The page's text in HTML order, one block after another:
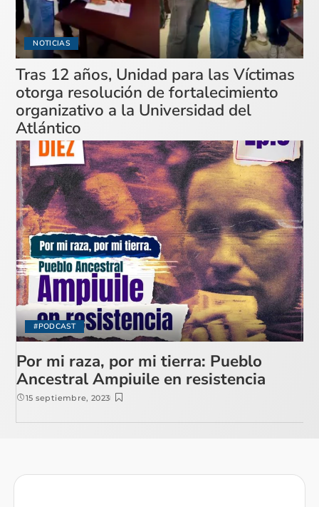
NOTICIAS
Tras 12 años, Unidad para las Víctimas
otorga resolución de fortalecimiento
organizativo a la Universidad del
Atlántico
#PODCAST
Por mi raza, por mi tierra: Pueblo
Ancestral Ampiuile en resistencia
15 septiembre, 2023